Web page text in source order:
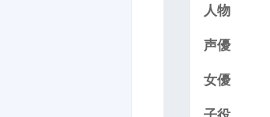
人物
声優
女優